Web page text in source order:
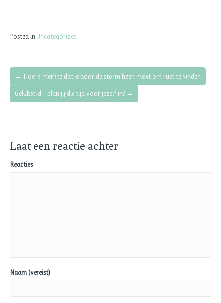
Posted in Uncategorized
Bericht
navigatie
← Hoe ik merkte dat je door de storm heen moet om rust te vinden
Gelukstijd – plan jij die tijd voor jezelf in? →
Laat een reactie achter
Reacties
Naam (vereist)